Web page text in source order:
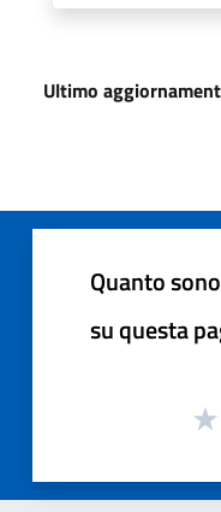
Ultimo
Quanto
su questa